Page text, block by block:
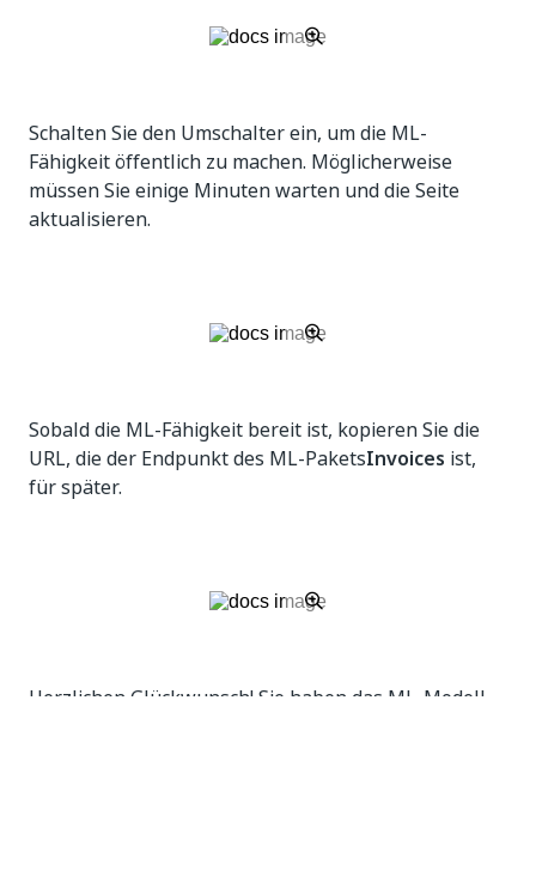
Schalten Sie den Umschalter ein, um die ML-
Fähigkeit öffentlich zu machen. Möglicherweise
müssen Sie einige Minuten warten und die Seite
aktualisieren.
Sobald die ML-Fähigkeit bereit ist, kopieren Sie die
URL, die der Endpunkt des ML-PaketsInvoices ist,
für später.
Herzlichen Glückwunsch! Sie haben das ML-Modell